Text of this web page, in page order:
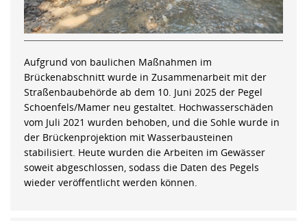
Aufgrund von baulichen Maßnahmen im
Brückenabschnitt wurde in Zusammenarbeit mit der
Straßenbaubehörde ab dem 10. Juni 2025 der Pegel
Schoenfels/Mamer neu gestaltet. Hochwasserschäden
vom Juli 2021 wurden behoben, und die Sohle wurde in
der Brückenprojektion mit Wasserbausteinen
stabilisiert. Heute wurden die Arbeiten im Gewässer
soweit abgeschlossen, sodass die Daten des Pegels
wieder veröffentlicht werden können.